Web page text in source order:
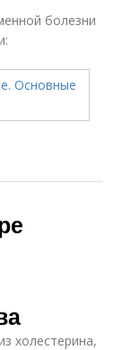
болезни
холестерина,